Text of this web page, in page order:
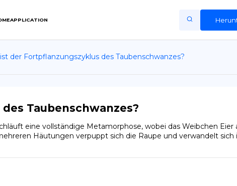
APPLICATION
Home
Terms of Use
Privacy Policy
der Fortpflanzungszyklus des Taubenschwanzes?
Taubenschwanzes?
eine vollständige Metamorphose, wobei das Weibchen
Häutungen verpuppt sich die Raupe und verwandelt sich